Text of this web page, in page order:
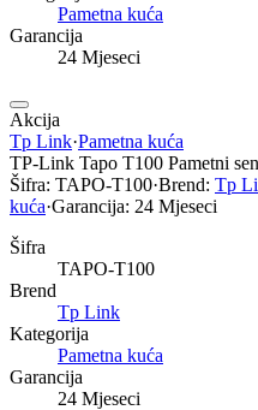
Pametna kuća
Garancija
24 Mjeseci
Akcija
Tp Link·Pametna kuća
TP-Link Tapo T100 Pametni
Šifra: TAPO-T100·Brend: Tp
kuća·Garancija: 24 Mjeseci
Šifra
TAPO-T100
Brend
Tp Link
Kategorija
Pametna kuća
Garancija
24 Mjeseci